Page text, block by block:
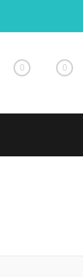
0 0